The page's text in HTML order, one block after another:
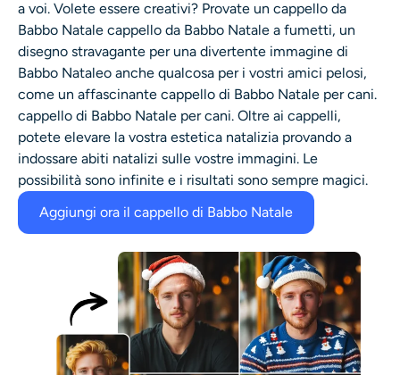
a voi. Volete essere creativi? Provate un cappello da
Babbo Natale cappello da Babbo Natale a fumetti, un
disegno stravagante per una divertente immagine di
Babbo Nataleo anche qualcosa per i vostri amici pelosi,
come un affascinante cappello di Babbo Natale per cani.
cappello di Babbo Natale per cani. Oltre ai cappelli,
potete elevare la vostra estetica natalizia provando a
indossare abiti natalizi sulle vostre immagini. Le
possibilità sono infinite e i risultati sono sempre magici.
Aggiungi ora il cappello di Babbo Natale